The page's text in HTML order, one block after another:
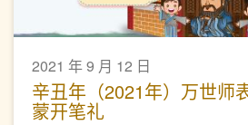
2021 年 9 月 12 日
辛丑年（2021年）万世师
蒙开笔礼